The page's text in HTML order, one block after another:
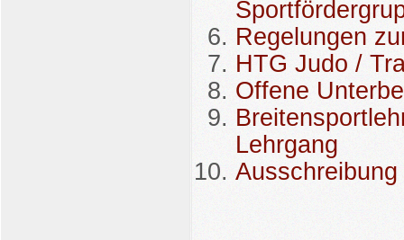
Regelungen
HTG Judo /
Offene
Lehrgang